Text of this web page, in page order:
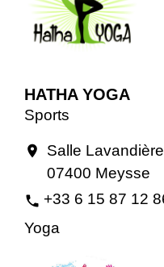
HATHA YOGA
Sports
location_on
Salle
07400 Meysse
phone +33 6 15 87 12
Yoga